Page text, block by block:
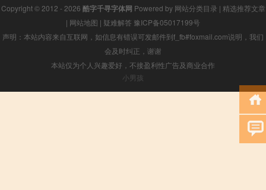
Copyright © 2012 - 2026 酷字千寻字体网 Powered by 网站分类目录 | 精选推荐文章
| 网站地图 | 疑难解答 豫ICP备05017199号
声明：本站内容来自互联网，如信息有错误可发邮件到f_fb#foxmail.com说明，我们
会及时纠正，谢谢
本站仅为个人兴趣爱好，不接盈利性广告及商业合作
小男孩